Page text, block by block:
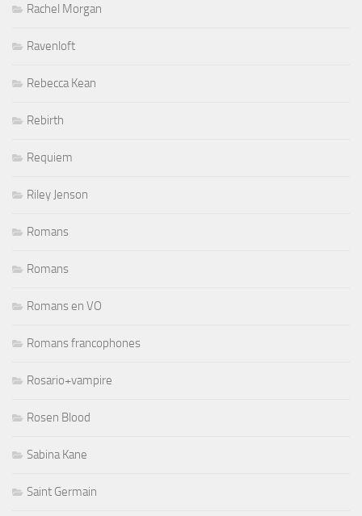
Rachel Morgan
Ravenloft
Rebecca Kean
Rebirth
Requiem
Riley Jenson
Romans
Romans
Romans en VO
Romans francophones
Rosario+vampire
Rosen Blood
Sabina Kane
Saint Germain